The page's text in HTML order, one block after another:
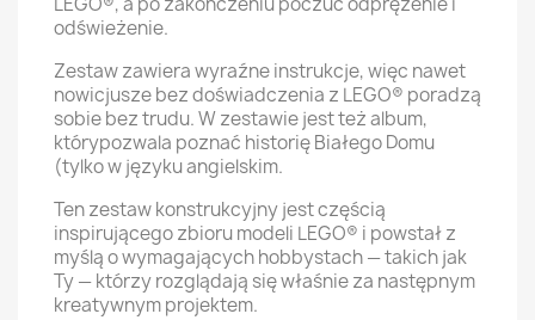
odświeżenie.
Zestaw zawiera wyraźne instrukcje, więc nawet
nowicjusze bez doświadczenia z LEGO® poradzą
sobie bez trudu. W zestawie jest też album,
którypozwala poznać historię Białego Domu
(tylko w języku angielskim.
Ten zestaw konstrukcyjny jest częścią
inspirującego zbioru modeli LEGO® i powstał z
myślą o wymagających hobbystach — takich jak
Ty — którzy rozglądają się właśnie za następnym
kreatywnym projektem.